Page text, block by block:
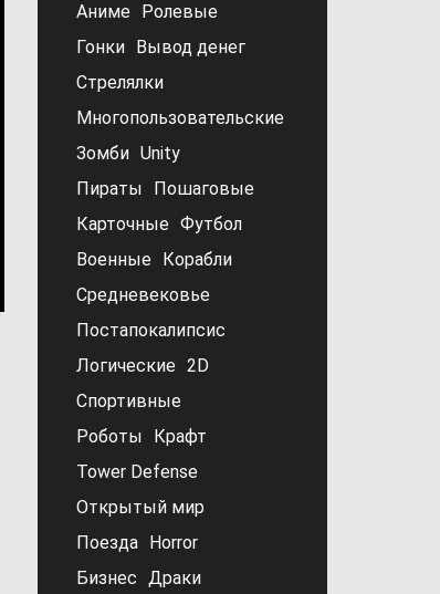
Аниме
Ролевые
Гонки
Вывод денег
Стрелялки
Многопользовательские
Зомби Unity
Пираты
Пошаговые
Карточные Футбол
Военные
Корабли
Средневековье
Постапокалипсис
Логические 2D
Спортивные
Роботы
Крафт
Tower Defense
Открытый мир
Поезда
Horror
Бизнес Драки